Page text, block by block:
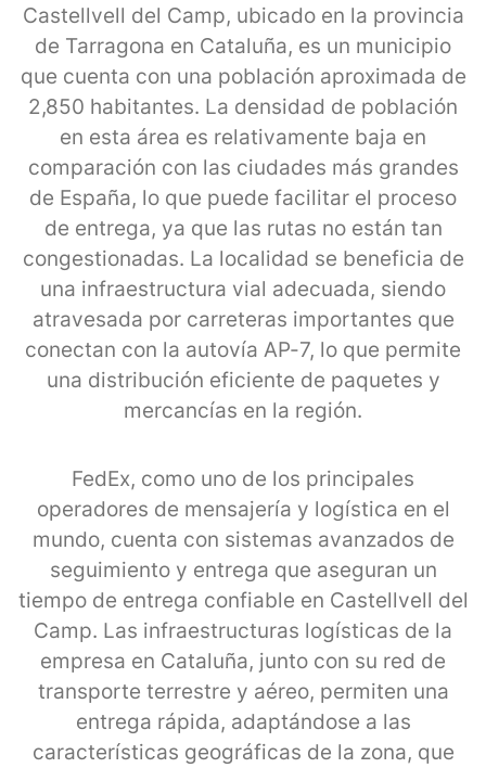
Castellvell del Camp, ubicado en la provincia
de Tarragona en Cataluña, es un municipio
que cuenta con una población aproximada de
2,850 habitantes. La densidad de población
en esta área es relativamente baja en
comparación con las ciudades más grandes
de España, lo que puede facilitar el proceso
de entrega, ya que las rutas no están tan
congestionadas. La localidad se beneficia de
una infraestructura vial adecuada, siendo
atravesada por carreteras importantes que
conectan con la autovía AP-7, lo que permite
una distribución eficiente de paquetes y
mercancías en la región.
FedEx, como uno de los principales
operadores de mensajería y logística en el
mundo, cuenta con sistemas avanzados de
seguimiento y entrega que aseguran un
tiempo de entrega confiable en Castellvell del
Camp. Las infraestructuras logísticas de la
empresa en Cataluña, junto con su red de
transporte terrestre y aéreo, permiten una
entrega rápida, adaptándose a las
características geográficas de la zona, que